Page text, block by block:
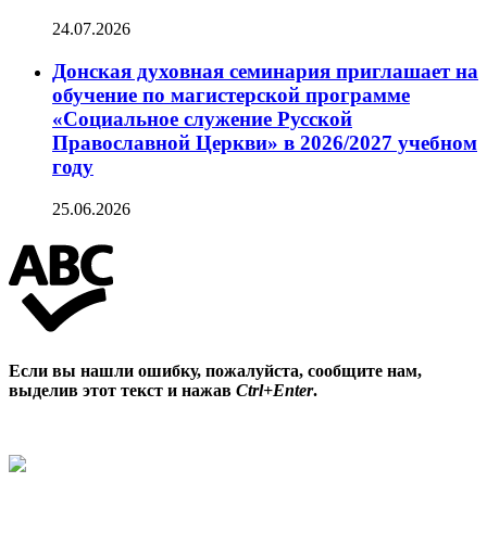
24.07.2026
Донская духовная семинария приглашает на
обучение по магистерской программе
«Социальное служение Русской
Православной Церкви» в 2026/2027 учебном
году
25.06.2026
Если вы нашли ошибку, пожалуйста, сообщите нам,
выделив этот текст и нажав Ctrl+Enter.